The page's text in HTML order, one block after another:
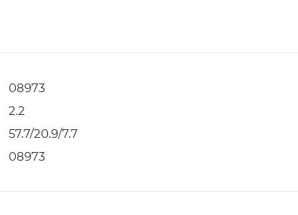
08973
2.2
57.7/20.9/7.7
08973